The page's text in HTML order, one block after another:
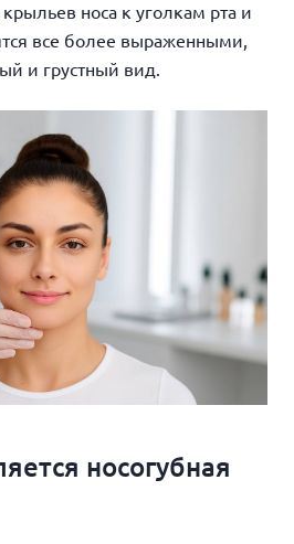
носа к уголкам рта и
все более выраженными,
и грустный вид.
носогубная